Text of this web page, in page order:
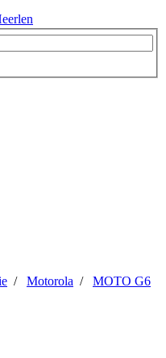
/ Motorola / MOTO G6